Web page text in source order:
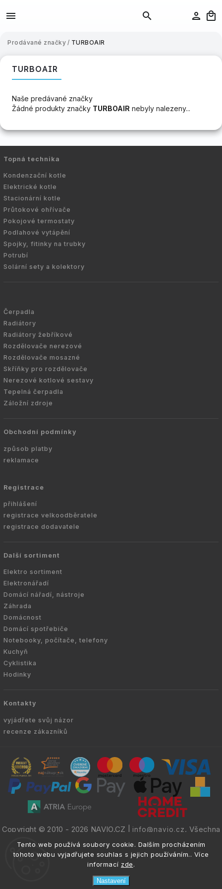
Tento web používá soubory cookie. Dalším procházením
tohoto webu vyjadřujete souhlas s jejich používáním.. Více
informací zde.
Nastavení
Prodávané značky / TURBOAIR
TURBOAIR
Naše predávané značky
Žádné produkty značky TURBOAIR nebyly nalezeny...
Topná technika
Kondenzační kotle
Elektrické kotle
Stacionární kotle
Průtokové ohřívače
Pokojové termostaty
Podlahové vytápění
Spojky, fitinky na trubky
Potrubí
Solární sety a kolektory
Čerpadla
Radiátory
Radiátory žebříkové
Rozdělovače nerezové
Rozdělovače mosazné
Skříňky pro rozdělovače
Nerezové kotlové sestavy
Tepelná čerpadla
Záložní zdroje
Obchodní podmínky
způsob platby
reklamace
Registrace
přihlášení
registrace velkoodběratele
registrace dodavatele
Další sortiment
Elektro sortiment
Elektronářadí
Domácí nářadí, nástroje
Záhrada
Domácnost
Domácí spotřebiče
Notebooky, počítače, telefony
Kuchyň
Cyklistika
Hodinky
Kontakty
vyjádřete svůj názor
recenze zákazníků
Copyright © 2010 - 2026 NAVIO.CZ info@navio.cz. Všechna
práva vyhrazena.